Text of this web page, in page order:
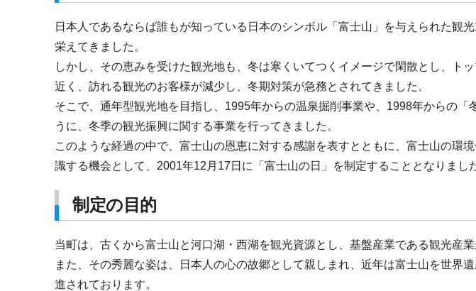
日本人であるならば誰もが知っている日本のシンボル「富士山」を与えられた観
栄えてきました。
しかし、その恵みを受けた観光地も、冬は寒くいてつくイメージで閑散とし、ト
近く、訪れる観光のお客様が減少し、冬期対策が急務とされてきました。
そこで、通年型観光地を目指し、1995年からの温泉掘削事業や、1998年からの「
うに、冬季の観光振興に関する事業を行ってきました。
このような経過の中で、富士山の恩恵に対する感謝を表すとともに、富士山の環
識する機会として、2001年12月17日に「富士山の日」を制定することとなりまし
制定の目的
当町は、古くから富士山と河口湖・西湖を観光資源とし、基盤産業である観光産業
また、その秀麗な姿は、日本人の心の故郷として親しまれ、近年は富士山を世界
進されております。